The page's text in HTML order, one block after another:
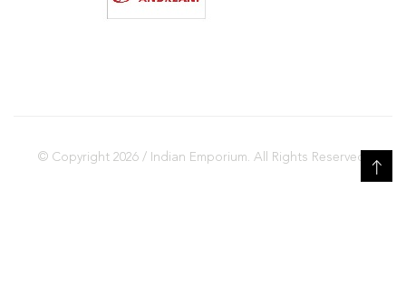
© Copyright 2026 / Indian Emporium. All Rights Reserved.